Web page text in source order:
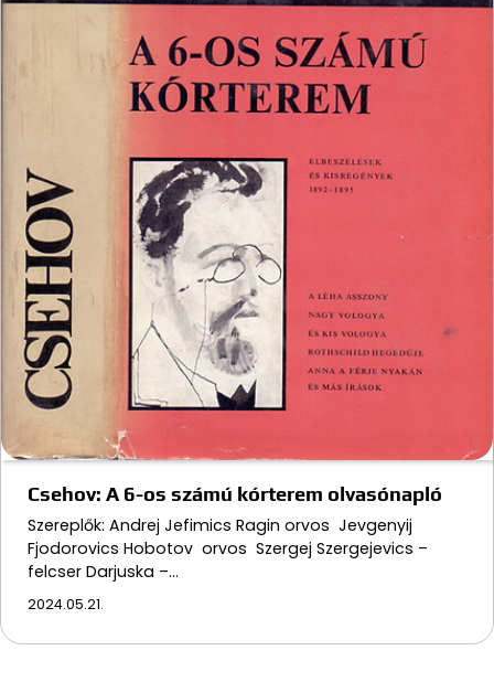
Csehov: A 6-os számú kórterem olvasónapló
Szereplők: Andrej Jefimics Ragin orvos Jevgenyij
Fjodorovics Hobotov orvos Szergej Szergejevics –
felcser Darjuska –…
2024.05.21.